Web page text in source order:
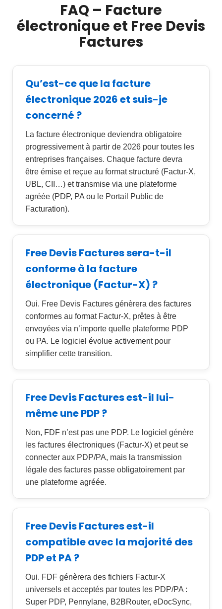
FAQ – Facture
électronique et Free Devis
Factures
Qu’est-ce que la facture
électronique 2026 et suis-je
concerné ?
La facture électronique deviendra obligatoire
progressivement à partir de 2026 pour toutes les
entreprises françaises. Chaque facture devra
être émise et reçue au format structuré (Factur-X,
UBL, CII…) et transmise via une plateforme
agréée (PDP, PA ou le Portail Public de
Facturation).
Free Devis Factures sera-t-il
conforme à la facture
électronique (Factur-X) ?
Oui. Free Devis Factures génèrera des factures
conformes au format Factur-X, prêtes à être
envoyées via n’importe quelle plateforme PDP
ou PA. Le logiciel évolue activement pour
simplifier cette transition.
Free Devis Factures est-il lui-
même une PDP ?
Non, FDF n’est pas une PDP. Le logiciel génère
les factures électroniques (Factur-X) et peut se
connecter aux PDP/PA, mais la transmission
légale des factures passe obligatoirement par
une plateforme agréée.
Free Devis Factures est-il
compatible avec la majorité des
PDP et PA ?
Oui. FDF génèrera des fichiers Factur-X
universels et acceptés par toutes les PDP/PA :
Super PDP, Pennylane, B2BRouter, eDocSync,